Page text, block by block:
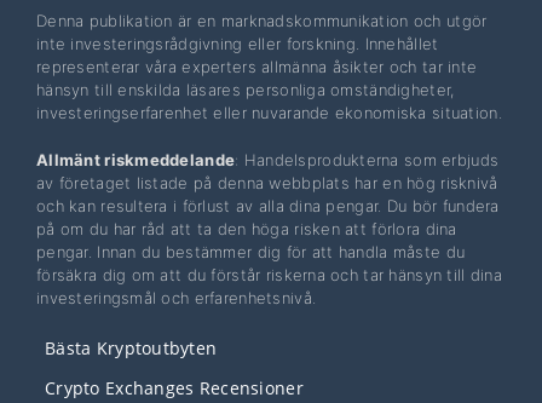
Denna publikation är en marknadskommunikation och utgör
inte investeringsrådgivning eller forskning. Innehållet
representerar våra experters allmänna åsikter och tar inte
hänsyn till enskilda läsares personliga omständigheter,
investeringserfarenhet eller nuvarande ekonomiska situation.
Allmänt riskmeddelande: Handelsprodukterna som erbjuds
av företaget listade på denna webbplats har en hög risknivå
och kan resultera i förlust av alla dina pengar. Du bör fundera
på om du har råd att ta den höga risken att förlora dina
pengar. Innan du bestämmer dig för att handla måste du
försäkra dig om att du förstår riskerna och tar hänsyn till dina
investeringsmål och erfarenhetsnivå.
Bästa Kryptoutbyten
Crypto Exchanges Recensioner